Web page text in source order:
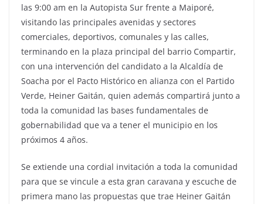
las 9:00 am en la Autopista Sur frente a Maiporé,
visitando las principales avenidas y sectores
comerciales, deportivos, comunales y las calles,
terminando en la plaza principal del barrio Compartir,
con una intervención del candidato a la Alcaldía de
Soacha por el Pacto Histórico en alianza con el Partido
Verde, Heiner Gaitán, quien además compartirá junto a
toda la comunidad las bases fundamentales de
gobernabilidad que va a tener el municipio en los
próximos 4 años.
Se extiende una cordial invitación a toda la comunidad
para que se vincule a esta gran caravana y escuche de
primera mano las propuestas que trae Heiner Gaitán